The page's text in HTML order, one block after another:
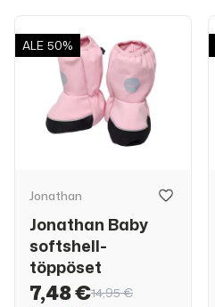
ALE 50%
Jonathan
Jonathan Baby
softshell-
töppöset
7,48 €14,95 €